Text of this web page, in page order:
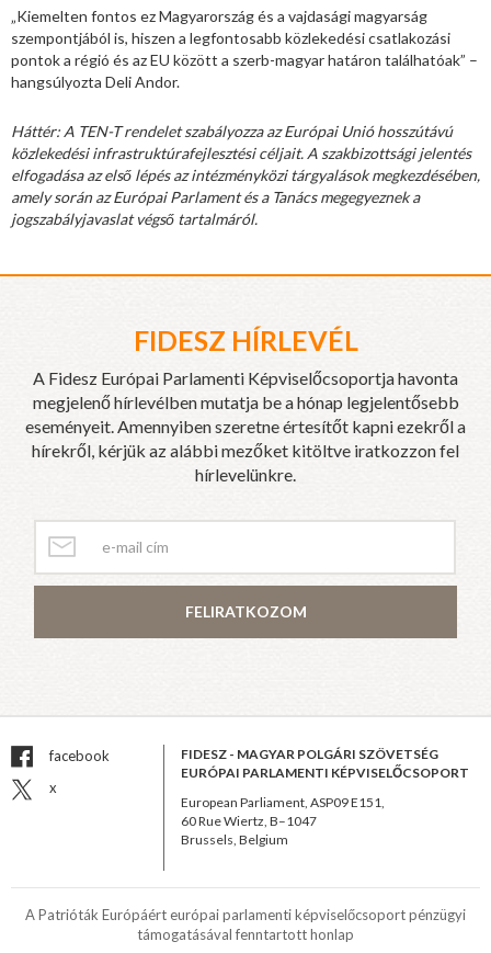
„Kiemelten fontos ez Magyarország és a vajdasági magyarság
szempontjából is, hiszen a legfontosabb közlekedési csatlakozási
pontok a régió és az EU között a szerb-magyar határon találhatóak” –
hangsúlyozta Deli Andor.
Háttér: A TEN-T rendelet szabályozza az Európai Unió hosszútávú
közlekedési infrastruktúrafejlesztési céljait. A szakbizottsági jelentés
elfogadása az első lépés az intézményközi tárgyalások megkezdésében,
amely során az Európai Parlament és a Tanács megegyeznek a
jogszabályjavaslat végső tartalmáról.
FIDESZ HÍRLEVÉL
A Fidesz Európai Parlamenti Képviselőcsoportja havonta
megjelenő hírlevélben mutatja be a hónap legjelentősebb
eseményeit. Amennyiben szeretne értesítőt kapni ezekről a
hírekről, kérjük az alábbi mezőket kitöltve iratkozzon fel
hírlevelünkre.
FELIRATKOZOM
facebook
x
FIDESZ - MAGYAR POLGÁRI SZÖVETSÉG
EURÓPAI PARLAMENTI KÉPVISELŐCSOPORT
European Parliament, ASP09 E151,
60 Rue Wiertz, B–1047
Brussels, Belgium
A Patrióták Európáért európai parlamenti képviselőcsoport pénzügyi
támogatásával fenntartott honlap